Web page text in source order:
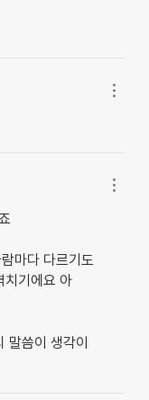
마다 다르기도
치기에요 아
말씀이 생각이